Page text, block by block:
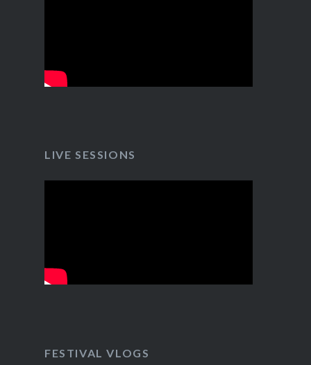
LIVE SESSIONS
FESTIVAL VLOGS